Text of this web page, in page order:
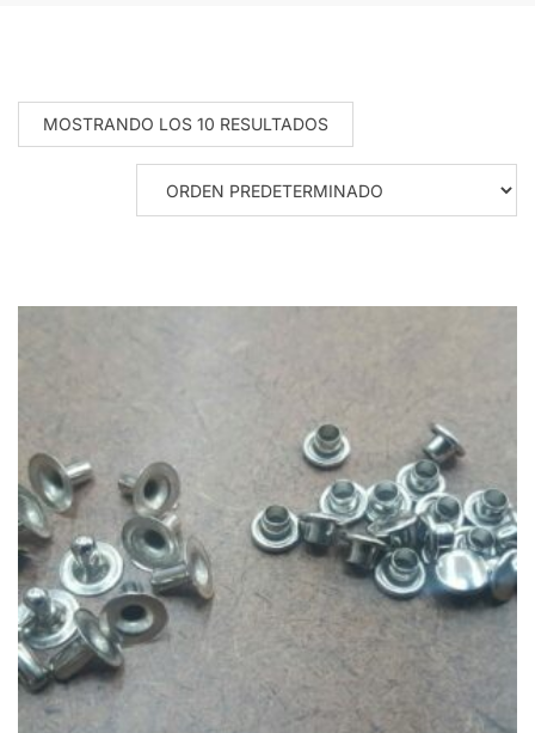
MOSTRANDO LOS 10 RESULTADOS